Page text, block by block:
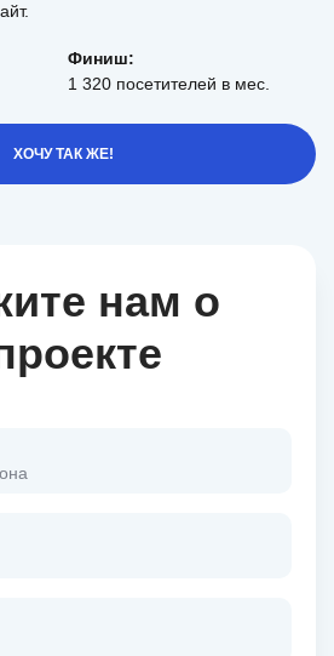
Финиш:
1 320 посетителей в мес.
ХОЧУ ТАК ЖЕ!
нам о